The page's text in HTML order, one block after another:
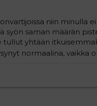
niin minulla
syön saman määrän
yhtään
normaalina, vaikka